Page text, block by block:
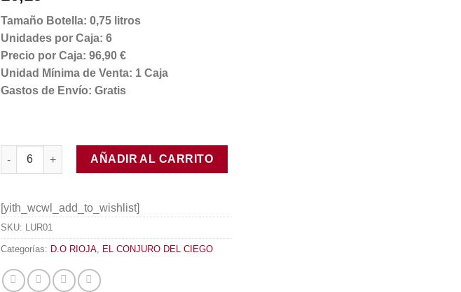
Tamaño Botella: 0,75 litros
Unidades por Caja: 6
Precio por Caja: 96,90 €
Unidad Mínima de Venta: 1 Caja
Gastos de Envío: Gratis
Lur 2012 cantidad
AÑADIR AL CARRITO
[yith_wcwl_add_to_wishlist]
SKU: LUR01
Categorías: D.O RIOJA, EL CONJURO DEL CIEGO